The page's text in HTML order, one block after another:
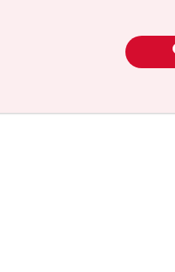
aber will – in
des